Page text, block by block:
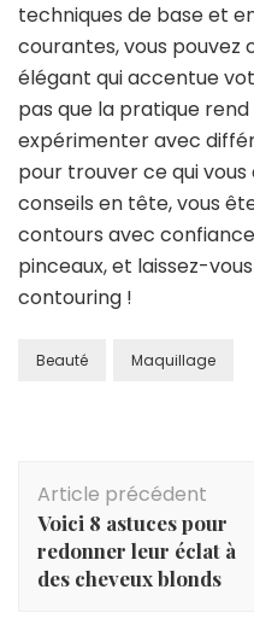
techniques de base et
courantes, vous pouvez
élégant qui accentue
pas que la pratique
expérimenter avec
pour trouver ce qui
conseils en tête, vous
contours avec
pinceaux, et laissez-
contouring !
Beauté Maquillage
d'article
Article précédent
Voici 8 astuces pour
redonner leur éclat à
des cheveux blonds